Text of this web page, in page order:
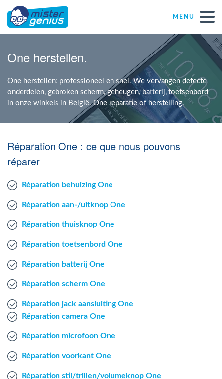
MENU
Réparations – Dépannages (nl)
Computerwinkels in Belgïe
Zelfstandige
Mac Agent
One herstellen.
One herstellen: professioneel en snel. We vervangen defecte
onderdelen, gebroken scherm, geheugen, batterij, toetsenbord
in onze winkels in België. One reparatie of herstelling.
Réparation One : ce que nous pouvons
réparer
Réparation behuizing One
Réparation aan-/uitknop One
Réparation thuisknop One
Réparation toetsenbord One
Réparation batterij One
Réparation scherm One
Réparation jack aansluiting One
Réparation camera One
Réparation microfoon One
Réparation voorkant One
Réparation stil/trillen/volumeknop One